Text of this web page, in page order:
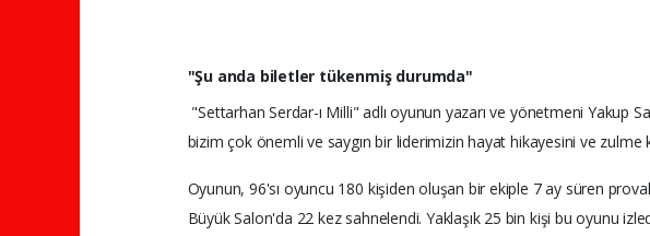
"Şu anda biletler tükenmiş durumda"
"Settarhan Serdar-ı Milli" adlı oyunun yazarı ve yönetmeni Yakup
bizim çok önemli ve saygın bir liderimizin hayat hikayesini ve zulme
Oyunun, 96'sı oyuncu 180 kişiden oluşan bir ekiple 7 ay süren
Büyük Salon'da 22 kez sahnelendi. Yaklaşık 25 bin kişi bu oyunu